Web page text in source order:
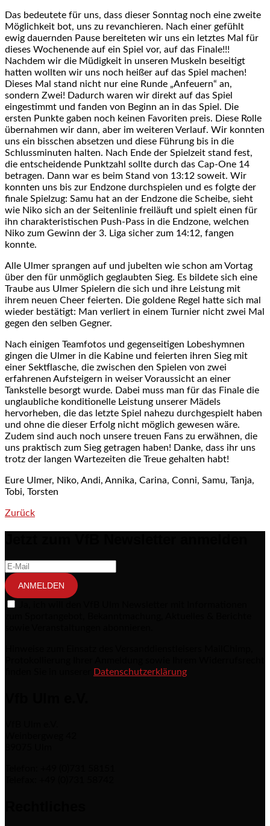
Das bedeutete für uns, dass dieser Sonntag noch eine zweite
Möglichkeit bot, uns zu revanchieren. Nach einer gefühlt
ewig dauernden Pause bereiteten wir uns ein letztes Mal für
dieses Wochenende auf ein Spiel vor, auf das Finale!!!
Nachdem wir die Müdigkeit in unseren Muskeln beseitigt
hatten wollten wir uns noch heißer auf das Spiel machen!
Dieses Mal stand nicht nur eine Runde „Anfeuern“ an,
sondern Zwei! Dadurch waren wir direkt auf das Spiel
eingestimmt und fanden von Beginn an in das Spiel. Die
ersten Punkte gaben noch keinen Favoriten preis. Diese Rolle
übernahmen wir dann, aber im weiteren Verlauf. Wir konnten
uns ein bisschen absetzen und diese Führung bis in die
Schlussminuten halten. Nach Ende der Spielzeit stand fest,
die entscheidende Punktzahl sollte durch das Cap-One 14
betragen. Dann war es beim Stand von 13:12 soweit. Wir
konnten uns bis zur Endzone durchspielen und es folgte der
finale Spielzug: Samu hat an der Endzone die Scheibe, sieht
wie Niko sich an der Seitenlinie freiläuft und spielt einen für
ihn charakteristischen Push-Pass in die Endzone, welchen
Niko zum Gewinn der 3. Liga sicher zum 14:12, fangen
konnte.
Alle Ulmer sprangen auf und jubelten wie schon am Vortag
über den für unmöglich geglaubten Sieg. Es bildete sich eine
Traube aus Ulmer Spielern die sich und ihre Leistung mit
ihrem neuen Cheer feierten. Die goldene Regel hatte sich mal
wieder bestätigt: Man verliert in einem Turnier nicht zwei Mal
gegen den selben Gegner.
Nach einigen Teamfotos und gegenseitigen Lobeshymnen
gingen die Ulmer in die Kabine und feierten ihren Sieg mit
einer Sektflasche, die zwischen den Spielen von zwei
erfahrenen Aufsteigern in weiser Voraussicht an einer
Tankstelle besorgt wurde. Dabei muss man für das Finale die
unglaubliche konditionelle Leistung unserer Mädels
hervorheben, die das letzte Spiel nahezu durchgespielt haben
und ohne die dieser Erfolg nicht möglich gewesen wäre.
Zudem sind auch noch unsere treuen Fans zu erwähnen, die
uns praktisch zum Sieg getragen haben! Danke, dass ihr uns
trotz der langen Wartezeiten die Treue gehalten habt!
Eure Ulmer, Niko, Andi, Annika, Carina, Conni, Samu, Tanja,
Tobi, Torsten
Post navigation
Zurück
ANMELDEN
Datenschutzerklärung